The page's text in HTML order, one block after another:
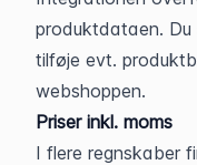
produktdataen.
tilføje evt.
webshoppen.
Priser inkl. moms
I flere regnskaber